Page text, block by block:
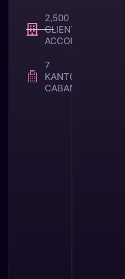
2,500 +
CLIENT TAX &
ACCOUNTING
7
KANTOR
CABANG